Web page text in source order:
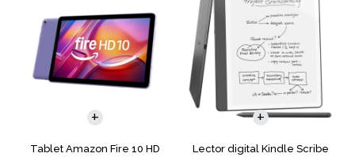
Tablet Amazon Fire 10 HD
Lector digital Kindle Scribe